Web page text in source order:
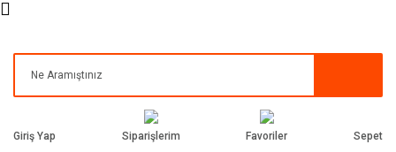
Giriş Yap Siparişlerim Favoriler Sepet